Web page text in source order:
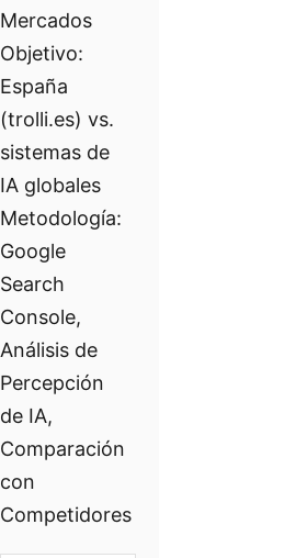
Mercados
Objetivo:
España
(trolli.es) vs.
sistemas de
IA globales
Metodología:
Google
Search
Console,
Análisis de
Percepción
de IA,
Comparación
con
Competidores